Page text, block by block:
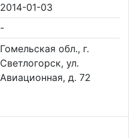
2014-01-03
-
Гомельская обл., г.
Светлогорск, ул.
Авиационная, д. 72